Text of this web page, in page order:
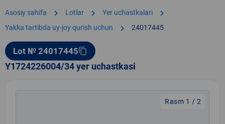
Asosiy sahifa chevron_right Lotlar chevron_right Yer uchastkalari chevron_right
Yakka tartibda uy-joy qurish uchun chevron_right 24017445
Lot № 24017445content_copy
Y1724226004/34 yer uchastkasi
Rasm 1 / 2